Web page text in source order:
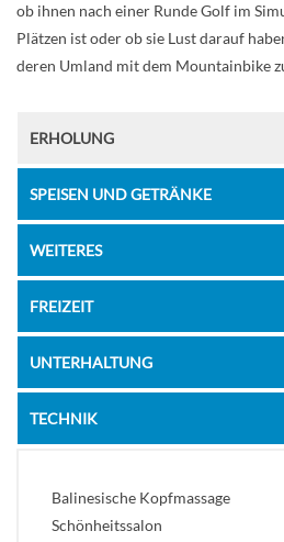
ob ihnen nach einer Runde Golf im
Plätzen ist oder ob sie Lust darauf
deren Umland mit dem Mountainbike
ERHOLUNG
SPEISEN UND GETRÄNKE
WEITERES
FREIZEIT
UNTERHALTUNG
TECHNIK
Balinesische Kopfmassage
Schönheitssalon